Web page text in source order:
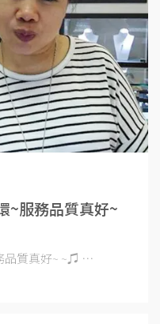
~服務品質真好~
品質真好~ ~♫ ⋯